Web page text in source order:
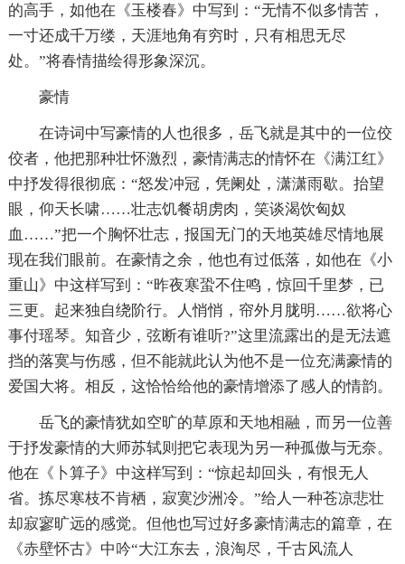
的高手，如他在《玉楼春》中写到：“无情不似多情苦，
一寸还成千万缕，天涯地角有穷时，只有相思无尽
处。”将春情描绘得形象深沉。
豪情
在诗词中写豪情的人也很多，岳飞就是其中的一位佼
佼者，他把那种壮怀激烈，豪情满志的情怀在《满江红》
中抒发得很彻底：“怒发冲冠，凭阑处，潇潇雨歇。抬望
眼，仰天长啸……壮志饥餐胡虏肉，笑谈渴饮匈奴
血……”把一个胸怀壮志，报国无门的天地英雄尽情地展
现在我们眼前。在豪情之余，他也有过低落，如他在《小
重山》中这样写到：“昨夜寒蛩不住鸣，惊回千里梦，已
三更。起来独自绕阶行。人悄悄，帘外月胧明……欲将心
事付瑶琴。知音少，弦断有谁听?”这里流露出的是无法遮
挡的落寞与伤感，但不能就此认为他不是一位充满豪情的
爱国大将。相反，这恰恰给他的豪情增添了感人的情韵。
岳飞的豪情犹如空旷的草原和天地相融，而另一位善
于抒发豪情的大师苏轼则把它表现为另一种孤傲与无奈。
他在《卜算子》中这样写到：“惊起却回头，有恨无人
省。拣尽寒枝不肯栖，寂寞沙洲冷。”给人一种苍凉悲壮
却寂寥旷远的感觉。但他也写过好多豪情满志的篇章，在
《赤壁怀古》中吟“大江东去，浪淘尽，千古风流人